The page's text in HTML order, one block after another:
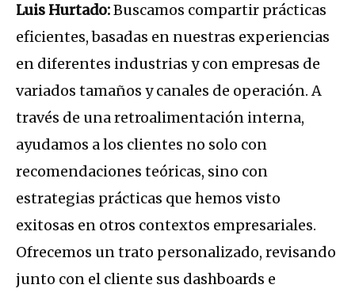
Luis Hurtado:Buscamos compartir prácticas
eficientes, basadas en nuestras experiencias
en diferentes industrias y con empresas de
variados tamaños y canales de operación. A
través de una retroalimentación interna,
ayudamos a los clientes no solo con
recomendaciones teóricas, sino con
estrategias prácticas que hemos visto
exitosas en otros contextos empresariales.
Ofrecemos un trato personalizado, revisando
junto con el cliente sus dashboards e